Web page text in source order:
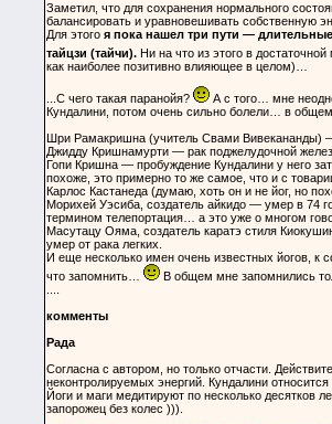
Заметил, что для сохранения нормального
балансировать и уравновешивать собственную
Для этого я пока нашел три пути —
тайцзи (тайчи).Ни на что из этого в
как наиболее позитивно влияющее в целом)…
...С чего такая паранойя?
А с того… мне
Кундалини, потом очень сильно болели… в
Шри Рамакришна (учитель Свами Вивекананды)
Джидду Кришнамурти — рак поджелудочной
Гопи Кришна — пробуждение Кундалини у него
похоже, это примерно то же самое, что и с
Карлос Кастанеда (думаю, хоть он и не йог, но
Морихей Уэсиба, создатель айкидо — умер в 74
термином телепортация… а это уже о многом
Масутацу Ояма, создатель каратэ стиля
умер от рака легких.
И еще несколько имен очень известных йогов, к
что запомнить…
В общем мне запомнились
комменты
Рада
Согласна с автором, но только отчасти.
неконтролируемых энергий. Кундалини относится
Йоги и маги медитируют по несколько десятков
запорожец без колес ))).